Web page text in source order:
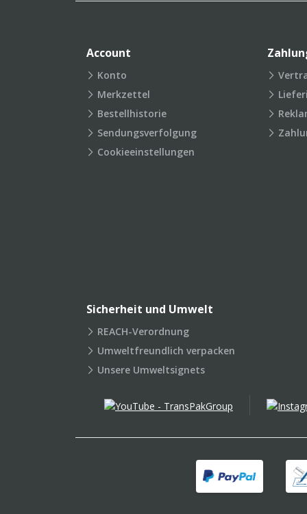
Account
Konto
Merkzettel
Bestellhistorie
Sendungsverfolgung
Cookieeinstellungen
Sicherheit und Umwelt
REACH-Verordnung
Umweltfreundlich verpacken
Unsere Umweltsignets